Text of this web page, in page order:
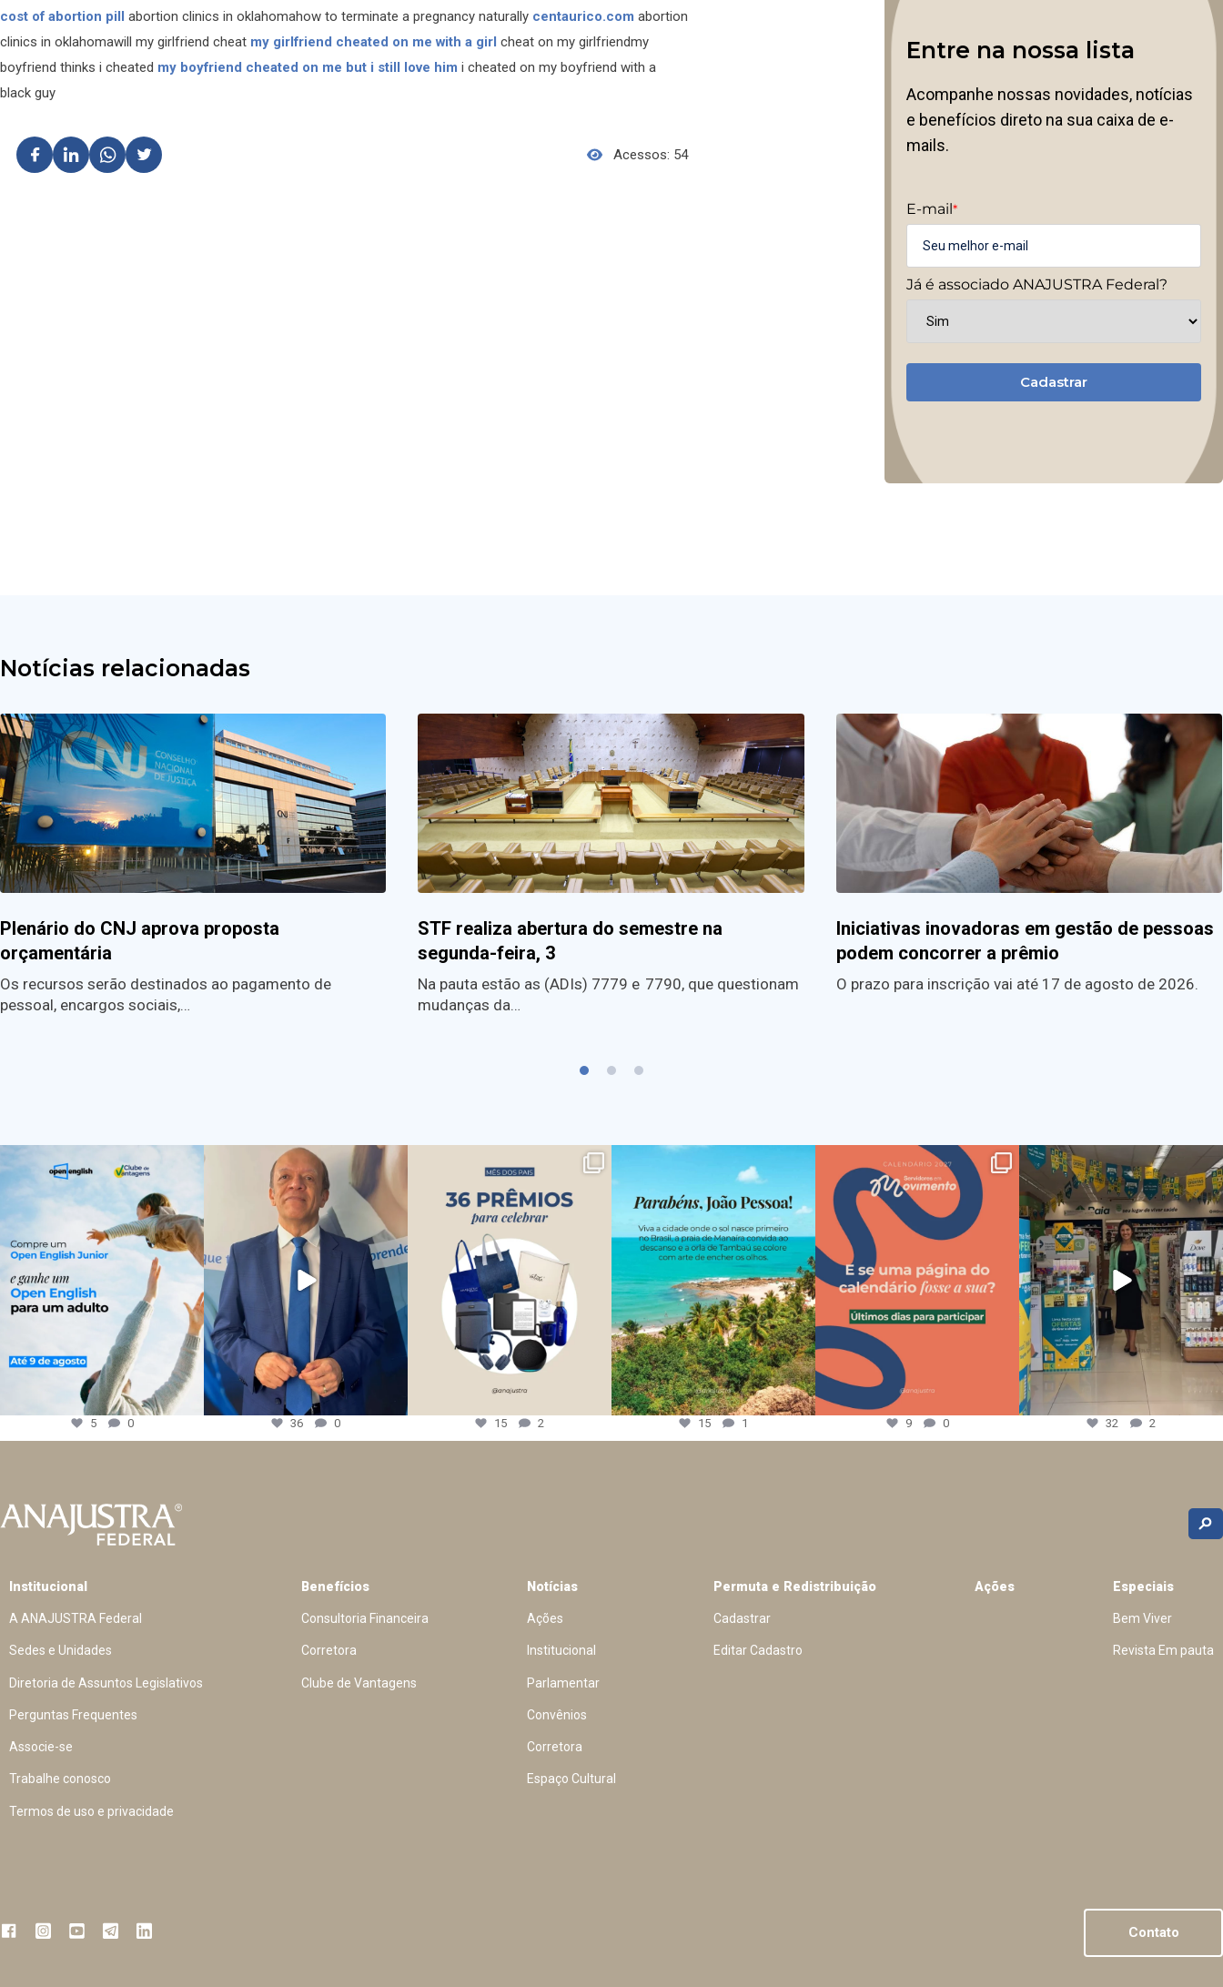
cost of abortion pill abortion clinics in oklahomahow to terminate a pregnancy naturally centaurico.com abortion
clinics in oklahomawill my girlfriend cheat my girlfriend cheated on me with a girl cheat on my girlfriendmy
boyfriend thinks i cheated my boyfriend cheated on me but i still love him i cheated on my boyfriend with a
black guy
Acessos: 54
Entre na nossa lista
Acompanhe nossas novidades, notícias
e benefícios direto na sua caixa de e-
mails.
E-mail *
Já é associado ANAJUSTRA Federal?
Cadastrar
Notícias relacionadas
Plenário do CNJ aprova proposta
orçamentária
Os recursos serão destinados ao pagamento de
pessoal, encargos sociais,…
STF realiza abertura do semestre na
segunda-feira, 3
Na pauta estão as (ADIs) 7779 e 7790, que questionam
mudanças da…
Iniciativas inovadoras em gestão de pessoas
podem concorrer a prêmio
O prazo para inscrição vai até 17 de agosto de 2026.
5 0 36 0 15 2 15 1 9 0 32 2
Institucional
A ANAJUSTRA Federal
Sedes e Unidades
Diretoria de Assuntos Legislativos
Perguntas Frequentes
Associe-se
Trabalhe conosco
Termos de uso e privacidade
Benefícios
Consultoria Financeira
Corretora
Clube de Vantagens
Notícias
Ações
Institucional
Parlamentar
Convênios
Corretora
Espaço Cultural
Permuta e Redistribuição
Cadastrar
Editar Cadastro
Ações Especiais
Bem Viver
Revista Em pauta
Contato